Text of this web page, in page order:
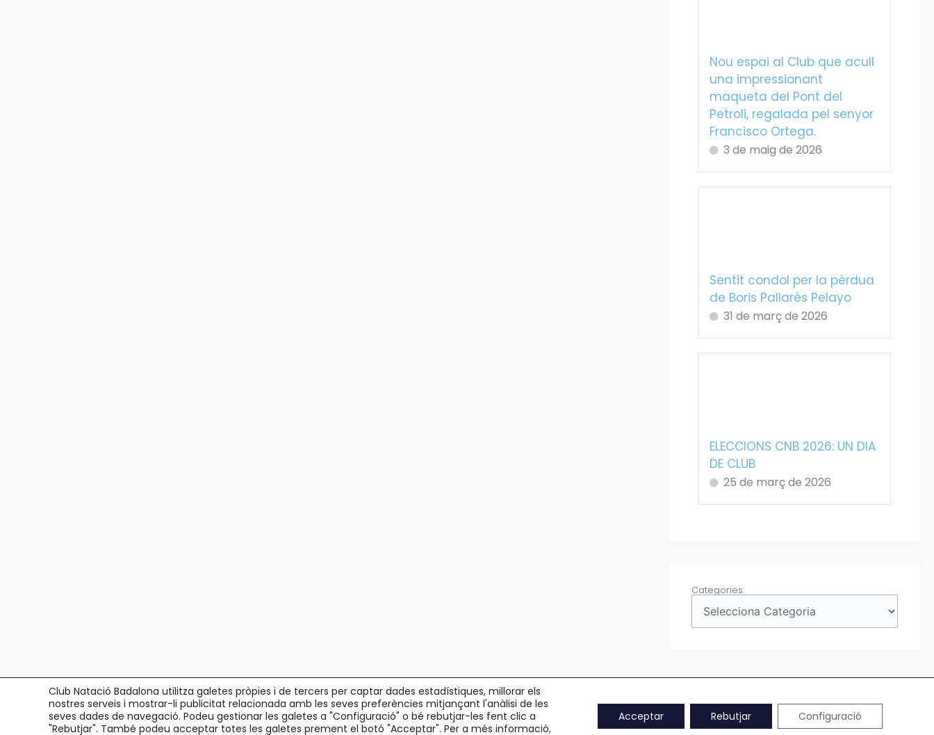
Nou espai al Club que acull
una impressionant
maqueta del Pont del
Petroli, regalada pel senyor
Francisco Ortega.
3 de maig de 2026
Sentit condol per la pèrdua
de Boris Pallarès Pelayo
31 de març de 2026
ELECCIONS CNB 2026: UN DIA
DE CLUB
25 de març de 2026
Categories
Club Natació Badalona utilitza galetes pròpies i de tercers per captar dades estadístiques, millorar els
nostres serveis i mostrar-li publicitat relacionada amb les seves preferències mitjançant l'anàlisi de les
seves dades de navegació. Podeu gestionar les galetes a "Configuració" o bé rebutjar-les fent clic a
"Rebutjar". També podeu acceptar totes les galetes prement el botó "Acceptar". Per a més informació,
Acceptar Rebutjar Configuració